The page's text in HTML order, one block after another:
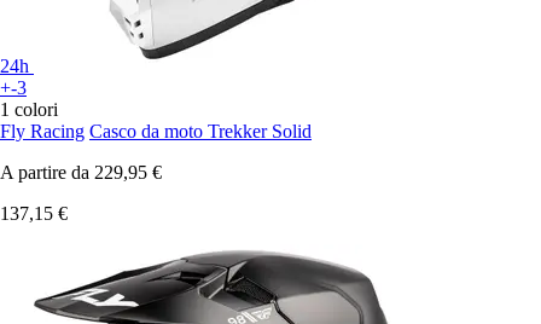
24h
+-3
1 colori
Fly Racing Casco da moto Trekker Solid
A partire da 229,95 €
137,15 €